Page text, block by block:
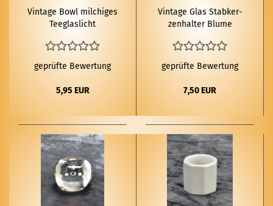
Vin­ta­ge Bowl mil­chi­ges
Tee­glas­licht
geprüfte Bewertung
5,95 EUR
Vin­ta­ge Glas Stab­ker­
zen­hal­ter Blume
geprüfte Bewertung
7,50 EUR